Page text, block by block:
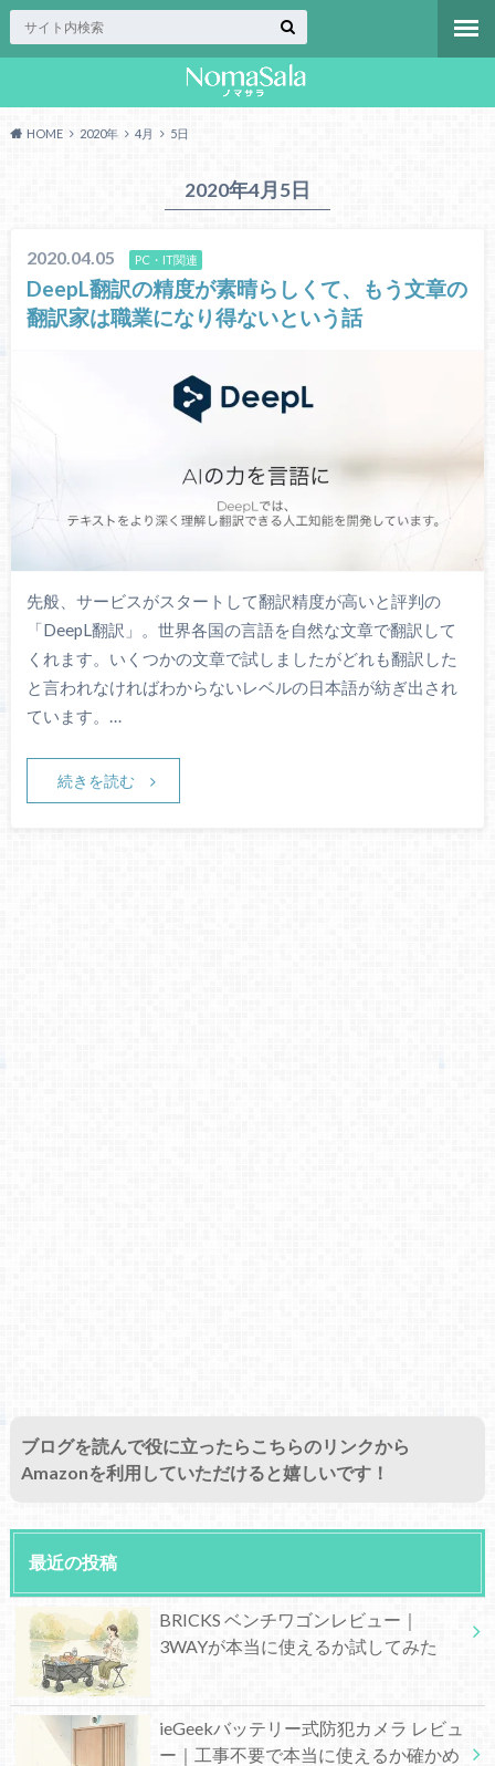
HOME 2020年 4月 5日
2020年4月5日
2020.04.05 PC・IT関連
DeepL翻訳の精度が素晴らしくて、もう文章の
翻訳家は職業になり得ないという話
先般、サービスがスタートして翻訳精度が高いと評判の
「DeepL翻訳」。世界各国の言語を自然な文章で翻訳して
くれます。いくつかの文章で試しましたがどれも翻訳した
と言われなければわからないレベルの日本語が紡ぎ出され
ています。…
続きを読む
ブログを読んで役に立ったらこちらのリンクから
Amazonを利用していただけると嬉しいです！
最近の投稿
BRICKS ベンチワゴンレビュー｜
3WAYが本当に使えるか試してみた
ieGeekバッテリー式防犯カメラ レビュ
ー｜工事不要で本当に使えるか確かめ